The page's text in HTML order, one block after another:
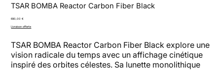
TSAR BOMBA Reactor Carbon Fiber Black
Prix
690,00 €
Livraison offerte
TSAR BOMBA Reactor Carbon Fiber Black explore une
vision radicale du temps avec un affichage cinétique
inspiré des orbites célestes. Sa lunette monolithique